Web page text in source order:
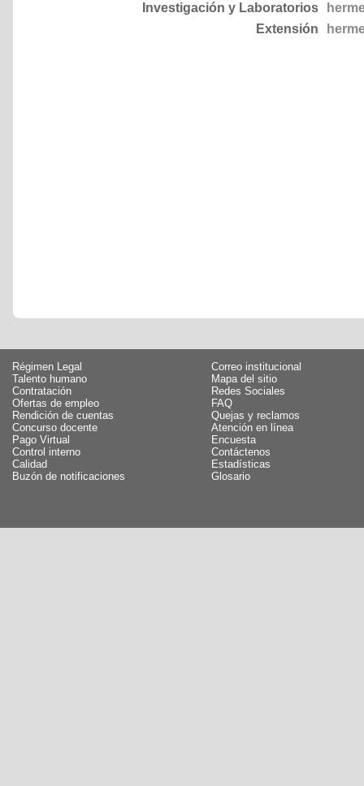
Investigación y Laboratorios
Extensión
Régimen Legal
Talento humano
Contratación
Ofertas de empleo
Rendición de cuentas
Concurso docente
Pago Virtual
Control interno
Calidad
Buzón de notificaciones
Correo institucional
Mapa del sitio
Redes Sociales
FAQ
Quejas y reclamos
Atención en línea
Encuesta
Contáctenos
Estadísticas
Glosario